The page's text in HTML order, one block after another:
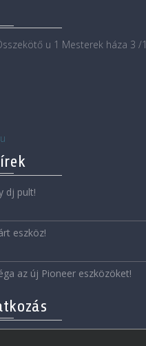
u 1 Mesterek háza 3 /1
dj pult!
eszköz!
az új Pioneer eszközöket!